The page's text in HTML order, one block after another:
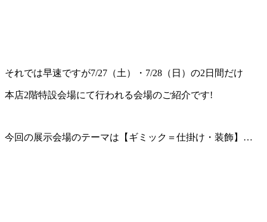
それでは早速ですが7/27（土）・7/28（日）の2日間だけ
本店2階特設会場にて行われる会場のご紹介です!
今回の展示会場のテーマは【ギミック＝仕掛け・装飾】…